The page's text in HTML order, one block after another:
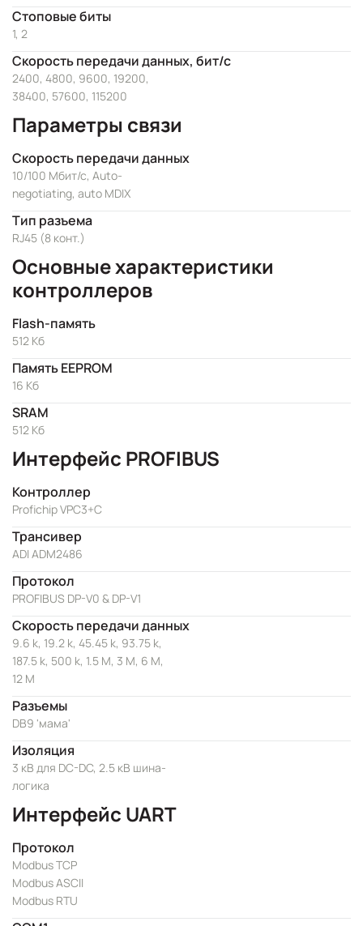
Стоповые биты
1, 2
Скорость передачи данных, бит/с
2400, 4800, 9600, 19200,
38400, 57600, 115200
Параметры связи
Скорость передачи данных
10/100 Мбит/с, Auto-
negotiating, auto MDIX
Тип разъема
RJ45 (8 конт.)
Основные характеристики
контроллеров
Flash-память
512 Кб
Память EEPROM
16 Кб
SRAM
512 Kб
Интерфейс PROFIBUS
Контроллер
Profichip VPC3+C
Трансивер
ADI ADM2486
Протокол
PROFIBUS DP-V0 & DP-V1
Скорость передачи данных
9.6 k, 19.2 k, 45.45 k, 93.75 k,
187.5 k, 500 k, 1.5 M, 3 M, 6 M,
12 M
Разъемы
DB9 'мама'
Изоляция
3 кВ для DC-DC, 2.5 кВ шина-
логика
Интерфейс UART
Протокол
Modbus TCP
Modbus ASCII
Modbus RTU